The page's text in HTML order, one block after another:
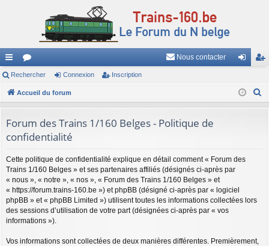
ac
co
ci
or
u
s
Nous contacter
ne cri
Rechercher Connexion Inscription
Accueil du forum
Forum des Trains 1/160 Belges - Politique de
confidentialité
Cette politique de confidentialité explique en détail comment « Forum des
Trains 1/160 Belges » et ses partenaires affiliés (désignés ci-après par
« nous », « notre », « nos », « Forum des Trains 1/160 Belges » et
« https://forum.trains-160.be ») et phpBB (désigné ci-après par « logiciel
phpBB » et « phpBB Limited ») utilisent toutes les informations collectées lors
des sessions d’utilisation de votre part (désignées ci-après par « vos
informations »).
Vos informations sont collectées de deux manières différentes. Premièrement,